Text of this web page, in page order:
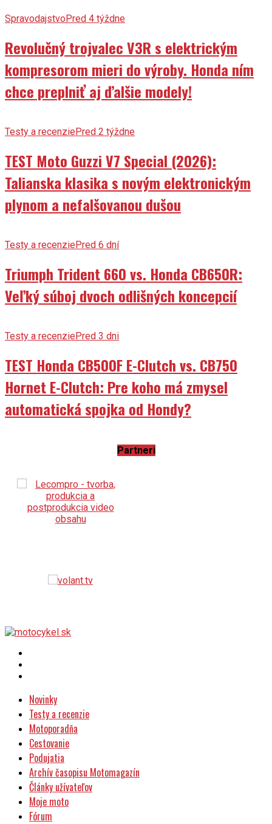
SpravodajstvoPred 4 týždne
Revolučný trojvalec V3R s elektrickým
kompresorom mieri do výroby. Honda ním
chce preplniť aj ďalšie modely!
Testy a recenziePred 2 týždne
TEST Moto Guzzi V7 Special (2026):
Talianska klasika s novým elektronickým
plynom a nefalšovanou dušou
Testy a recenziePred 6 dní
Triumph Trident 660 vs. Honda CB650R:
Veľký súboj dvoch odlišných koncepcií
Testy a recenziePred 3 dni
TEST Honda CB500F E-Clutch vs. CB750
Hornet E-Clutch: Pre koho má zmysel
automatická spojka od Hondy?
Partneri
Novinky
Testy a recenzie
Motoporadňa
Cestovanie
Podujatia
Archív časopisu Motomagazín
Články užívateľov
Moje moto
Fórum